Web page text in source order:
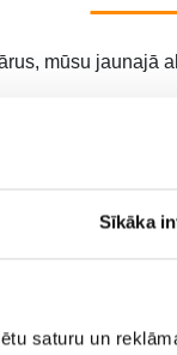
Sīkāka
saturu un
mūsu jaunajā
lūdzu,